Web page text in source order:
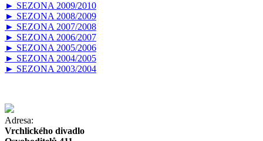
► SEZONA 2009/2010
► SEZONA 2008/2009
► SEZONA 2007/2008
► SEZONA 2006/2007
► SEZONA 2005/2006
► SEZONA 2004/2005
► SEZONA 2003/2004
Adresa:
Vrchlického divadlo